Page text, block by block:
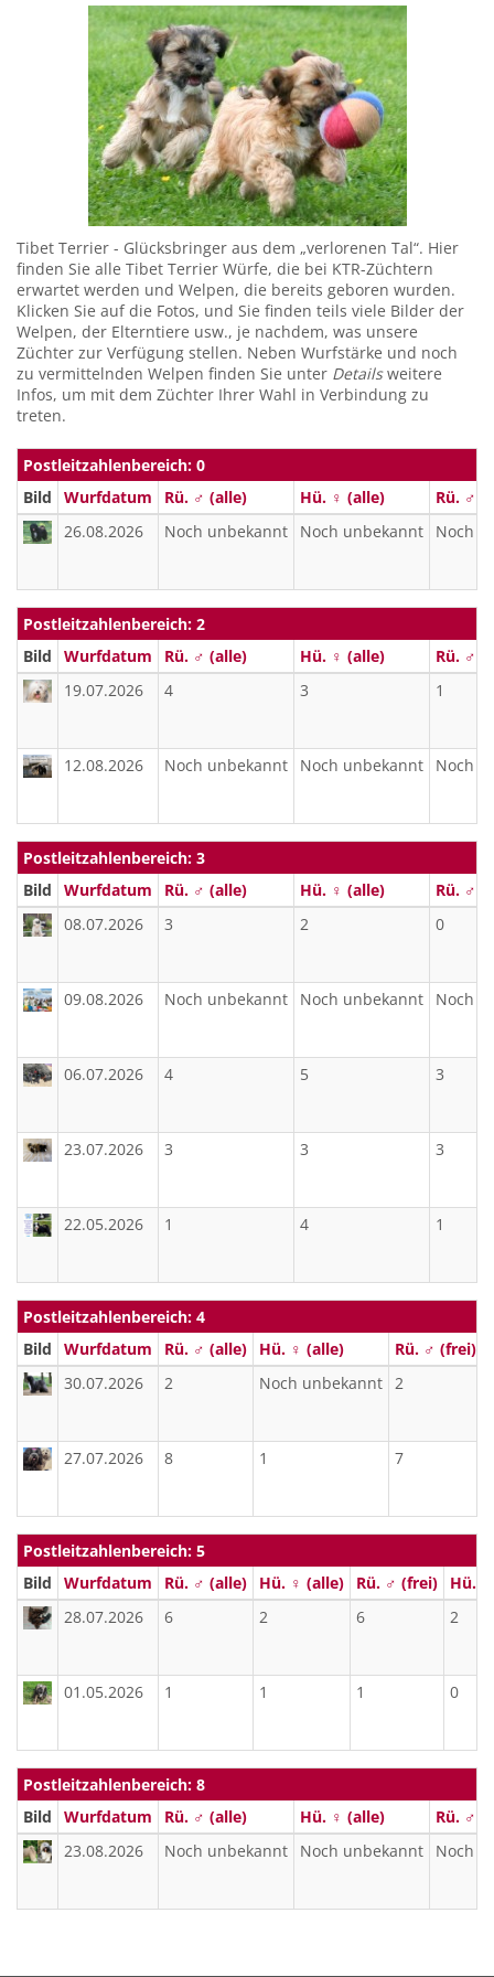
Tibet Terrier - Glücksbringer aus dem „verlorenen Tal“. Hier
finden Sie alle Tibet Terrier Würfe, die bei KTR-Züchtern
erwartet werden und Welpen, die bereits geboren wurden.
Klicken Sie auf die Fotos, und Sie finden teils viele Bilder der
Welpen, der Elterntiere usw., je nachdem, was unsere
Züchter zur Verfügung stellen. Neben Wurfstärke und noch
zu vermittelnden Welpen finden Sie unter Detailsweitere
Infos, um mit dem Züchter Ihrer Wahl in Verbindung zu
treten.
Postleitzahlenbereich: 0
Bild
Wurfdatum Rü. ♂ (alle) Hü. ♀ (alle)
Rü. ♂
26.08.2026
Noch unbekannt Noch unbekannt Noch
Postleitzahlenbereich: 2
Bild
Wurfdatum Rü. ♂ (alle) Hü. ♀ (alle)
Rü. ♂
19.07.2026
4 3 1
12.08.2026 Noch unbekannt Noch unbekannt Noch
Postleitzahlenbereich: 3
Bild
Wurfdatum Rü. ♂ (alle) Hü. ♀ (alle)
Rü. ♂
08.07.2026
3 2 0
09.08.2026 Noch unbekannt Noch unbekannt Noch
06.07.2026 4 5 3
23.07.2026 3 3 3
22.05.2026 1 4 1
Postleitzahlenbereich: 4
Bild
Wurfdatum Rü. ♂ (alle) Hü. ♀ (alle) Rü. ♂ (frei)
30.07.2026
2 Noch unbekannt 2
27.07.2026 8 1 7
Postleitzahlenbereich: 5
Bild
Wurfdatum Rü. ♂ (alle) Hü. ♀ (alle) Rü. ♂ (frei)
Hü.
28.07.2026
6 2 6 2
01.05.2026 1 1 1 0
Postleitzahlenbereich: 8
Bild
Wurfdatum Rü. ♂ (alle) Hü. ♀ (alle)
Rü. ♂
23.08.2026
Noch unbekannt Noch unbekannt Noch